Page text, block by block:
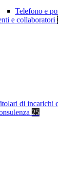
Telefono e
e collaboratori
di incarichi
25